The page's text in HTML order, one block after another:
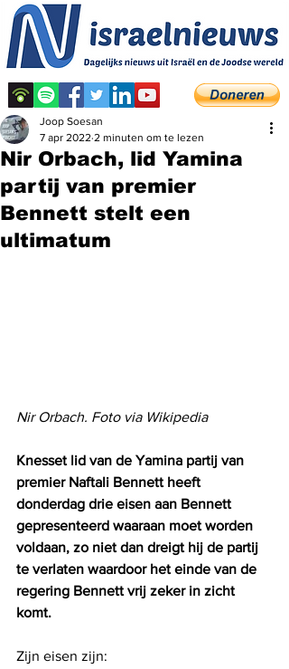
Nir Orbach, lid Yamina
partij van premier
Bennett stelt een
ultimatum
Joop Soesan
7 apr 2022 2 minuten om te lezen
Nir Orbach. Foto via Wikipedia
Knesset lid van de Yamina partij van
premier Naftali Bennett heeft
donderdag drie eisen aan Bennett
gepresenteerd waaraan moet worden
voldaan, zo niet dan dreigt hij de partij
te verlaten waardoor het einde van de
regering Bennett vrij zeker in zicht
komt.
Zijn eisen zijn: